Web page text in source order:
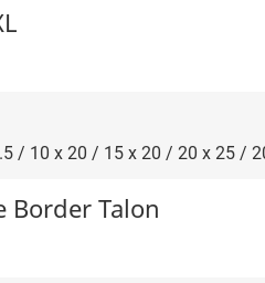
/ 10 x 20 / 15 x 20 / 20 x 25 /
Border Talon